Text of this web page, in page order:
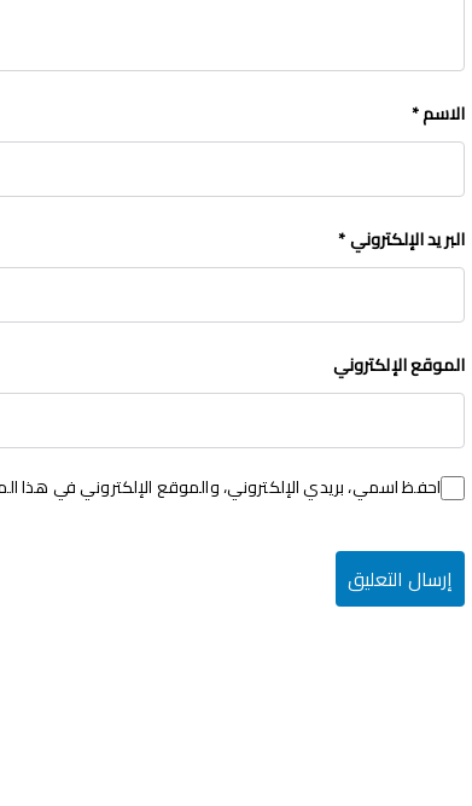
الاسم*
البريد الإلكتروني*
الموقع الإلكتروني
احفظ اسمي، بريدي الإلكتروني، والموقع الإلكتروني في هذا